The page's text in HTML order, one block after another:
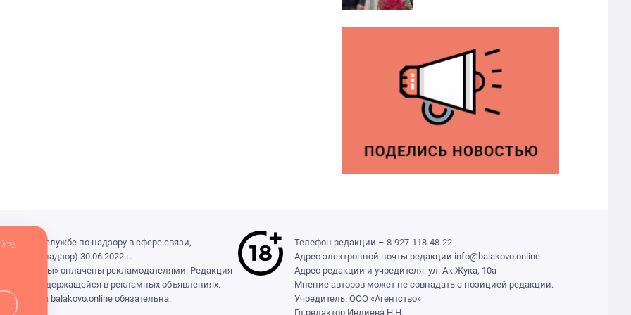
службе по надзору в сфере связи,
30.06.2022 г.
«Выборы» оплачены рекламодателями. Редакция
содержащейся в рекламных объявлениях.
на balakovo.online обязательна.
Телефон редакции – 8-927-118-48-22
Адрес электронной почты редакции info@balakovo.online
Адрес редакции и учредителя: ул. Ак.Жука, 10а
Мнение авторов может не совпадать с позицией редакции.
Учредитель: ООО «Агентство»
Гл.редактор Ивлиева Н.Н.